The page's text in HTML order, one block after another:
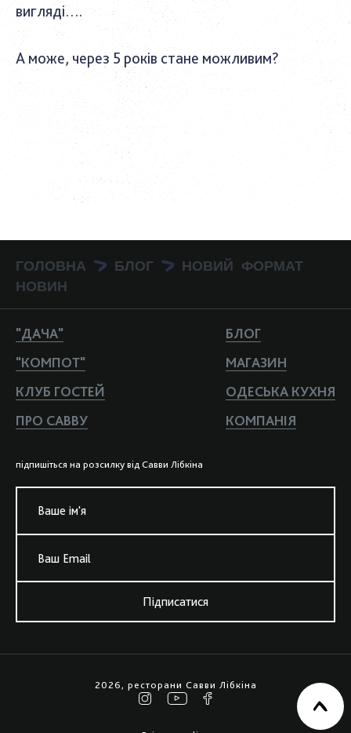
вигляді….
А може, через 5 років стане можливим?
ГОЛОВНА > БЛОГ > НОВИЙ ФОРМАТ
НОВИН
"ДАЧА"
"КОМПОТ"
КЛУБ ГОСТЕЙ
ПРО САВВУ
БЛОГ
МАГАЗИН
ОДЕСЬКА КУХНЯ
КОМПАНIЯ
пiдпишiться на розсилку вiд Савви Лiбкiна
Ваше iм'я
Ваш Email
Підписатися
2026, ресторани Савви Лiбкiна